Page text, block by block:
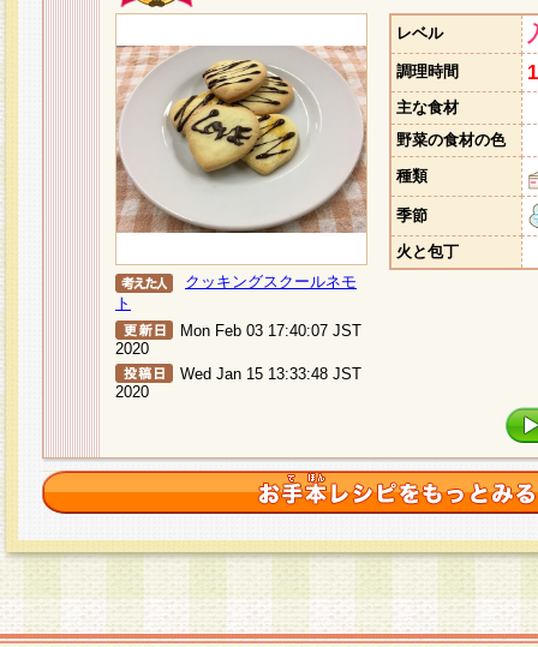
クッキングスクールネモ
ト
Mon Feb 03 17:40:07 JST
2020
Wed Jan 15 13:33:48 JST
2020
レベル
調理時間
主な食材
野菜の食材の色
種類
季節
火と包丁